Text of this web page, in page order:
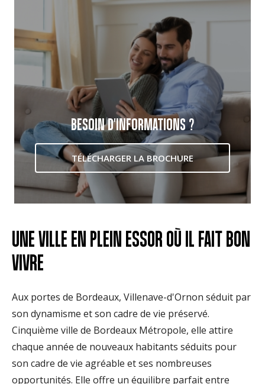
BESOIN D'INFORMATIONS ?
TÉLÉCHARGER LA BROCHURE
UNE VILLE EN PLEIN ESSOR OÙ IL FAIT BON
VIVRE
Aux portes de Bordeaux, Villenave-d'Ornon séduit par
son dynamisme et son cadre de vie préservé.
Cinquième ville de Bordeaux Métropole, elle attire
chaque année de nouveaux habitants séduits pour
son cadre de vie agréable et ses nombreuses
opportunités. Elle offre un équilibre parfait entre